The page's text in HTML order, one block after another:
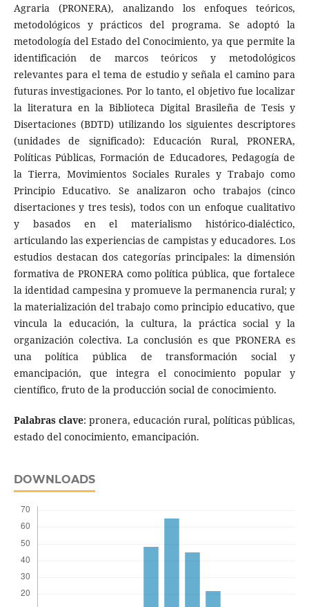
Agraria (PRONERA), analizando los enfoques teóricos,
metodológicos y prácticos del programa. Se adoptó la
metodología del Estado del Conocimiento, ya que permite la
identificación de marcos teóricos y metodológicos
relevantes para el tema de estudio y señala el camino para
futuras investigaciones. Por lo tanto, el objetivo fue localizar
la literatura en la Biblioteca Digital Brasileña de Tesis y
Disertaciones (BDTD) utilizando los siguientes descriptores
(unidades de significado): Educación Rural, PRONERA,
Políticas Públicas, Formación de Educadores, Pedagogía de
la Tierra, Movimientos Sociales Rurales y Trabajo como
Principio Educativo. Se analizaron ocho trabajos (cinco
disertaciones y tres tesis), todos con un enfoque cualitativo
y basados en el materialismo histórico-dialéctico,
articulando las experiencias de campistas y educadores. Los
estudios destacan dos categorías principales: la dimensión
formativa de PRONERA como política pública, que fortalece
la identidad campesina y promueve la permanencia rural; y
la materialización del trabajo como principio educativo, que
vincula la educación, la cultura, la práctica social y la
organización colectiva. La conclusión es que PRONERA es
una política pública de transformación social y
emancipación, que integra el conocimiento popular y
científico, fruto de la producción social de conocimiento.
Palabras clave: pronera, educación rural, políticas públicas,
estado del conocimiento, emancipación.
DOWNLOADS